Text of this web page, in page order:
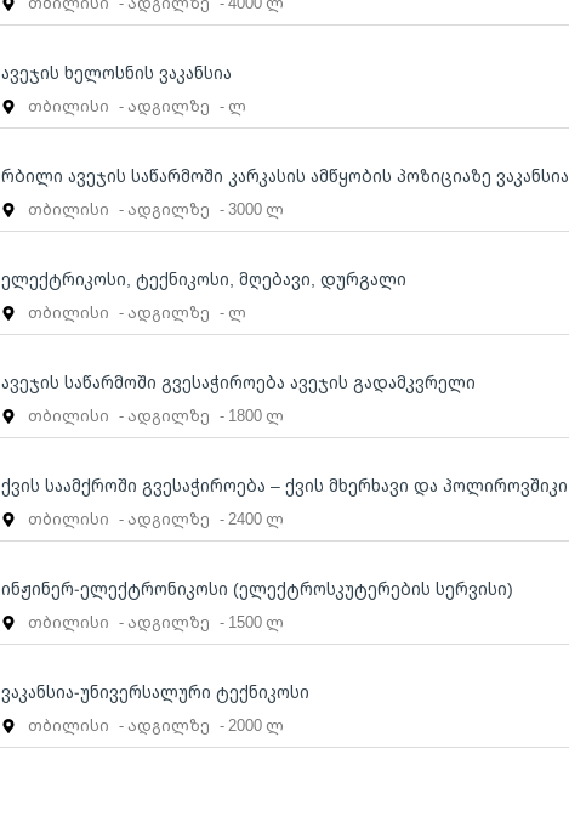
ავეჯის ხელოსნის ვაკანსია
თბილისი - ადგილზე - ლ
რბილი ავეჯის საწარმოში კარკასის ამწყობის პოზიციაზე ვაკანსია
თბილისი - ადგილზე - 3000 ლ
ელექტრიკოსი, ტექნიკოსი, მღებავი, დურგალი
თბილისი - ადგილზე - ლ
ავეჯის საწარმოში გვესაჭიროება ავეჯის გადამკვრელი
თბილისი - ადგილზე - 1800 ლ
ქვის საამქროში გვესაჭიროება – ქვის მხერხავი და პოლიროვშიკი
თბილისი - ადგილზე - 2400 ლ
ინჟინერ-ელექტრონიკოსი (ელექტროსკუტერების სერვისი)
თბილისი - ადგილზე - 1500 ლ
ვაკანსია-უნივერსალური ტექნიკოსი
თბილისი - ადგილზე - 2000 ლ